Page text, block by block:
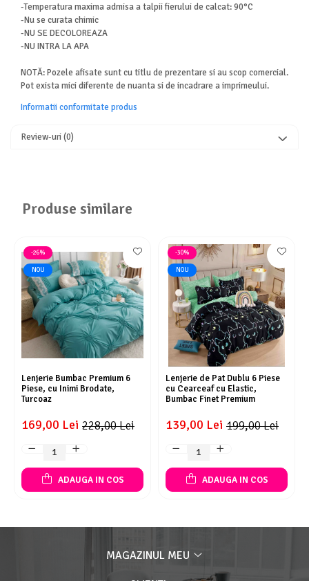
-Temperatura maxima admisa a talpii fierului de calcat: 90°C
-Nu se curata chimic
-NU SE DECOLOREAZA
-NU INTRA LA APA
NOTĂ: Pozele afisate sunt cu titlu de prezentare si au scop comercial.
Pot exista mici diferente de nuanta si de incadrare a imprimeului.
Informatii conformitate produs
Review-uri(0)
Produse similare
-26%
NOU
Lenjerie Bumbac Premium 6
Piese, cu Inimi Brodate,
Turcoaz
228,00 Lei
169,00 Lei
ADAUGA IN COS
-30%
NOU
Lenjerie de Pat Dublu 6 Piese
cu Cearceaf cu Elastic,
Bumbac Finet Premium
199,00 Lei
139,00 Lei
ADAUGA IN COS
MAGAZINUL MEU